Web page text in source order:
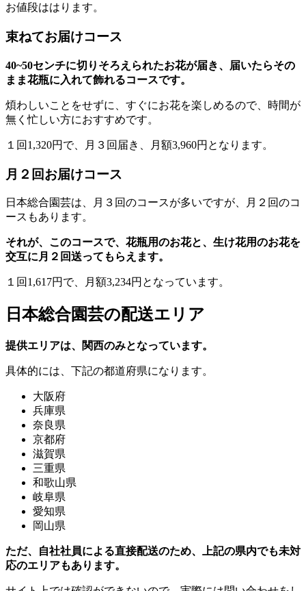
お値段ははります。
束ねてお届けコース
40~50センチに切りそろえられたお花が届き、届いたらその
まま花瓶に入れて飾れるコースです。
煩わしいことをせずに、すぐにお花を楽しめるので、時間が
無く忙しい方におすすめです。
１回1,320円で、月３回届き、月額3,960円となります。
月２回お届けコース
日本総合園芸は、月３回のコースが多いですが、月２回のコ
ースもあります。
それが、このコースで、花瓶用のお花と、生け花用のお花を
交互に月２回送ってもらえます。
１回1,617円で、月額3,234円となっています。
日本総合園芸の配送エリア
提供エリアは、関西のみとなっています。
具体的には、下記の都道府県になります。
大阪府
兵庫県
奈良県
京都府
滋賀県
三重県
和歌山県
岐阜県
愛知県
岡山県
ただ、自社社員による直接配送のため、上記の県内でも未対
応のエリアもあります。